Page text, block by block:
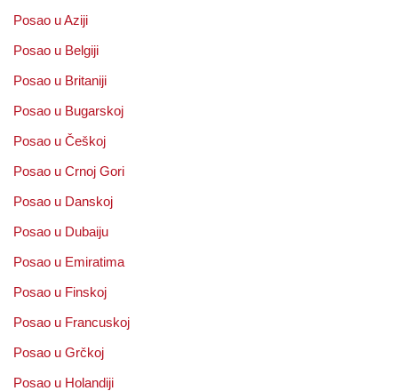
Posao u Aziji
Posao u Belgiji
Posao u Britaniji
Posao u Bugarskoj
Posao u Češkoj
Posao u Crnoj Gori
Posao u Danskoj
Posao u Dubaiju
Posao u Emiratima
Posao u Finskoj
Posao u Francuskoj
Posao u Grčkoj
Posao u Holandiji